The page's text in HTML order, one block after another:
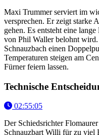
Maxi Trummer serviert im
versprechen. Er zeigt starke
gehen. Es entsteht eine
von Phil Waller belohnt
Schnauzbach einen
Temperaturen steigen am
Fürner feiern lassen.
Technische
02:55:05
Der Schiedsrichter
Schnauzbart Willi für zu viel